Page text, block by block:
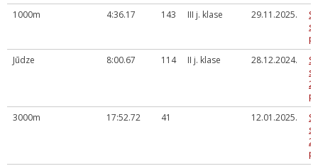
1000m
4:36.17 143 III j. klase 29.11.2025.
Jūdze
8:00.67 114 II j. klase 28.12.2024.
3000m
17:52.72 41 12.01.2025.